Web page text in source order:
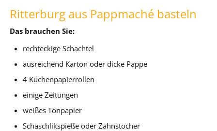
Ritterburg aus Pappmaché basteln
Das brauchen Sie:
rechteckige Schachtel
ausreichend Karton oder dicke Pappe
4 Küchenpapierrollen
einige Zeitungen
weißes Tonpapier
Schaschlikspieße oder Zahnstocher